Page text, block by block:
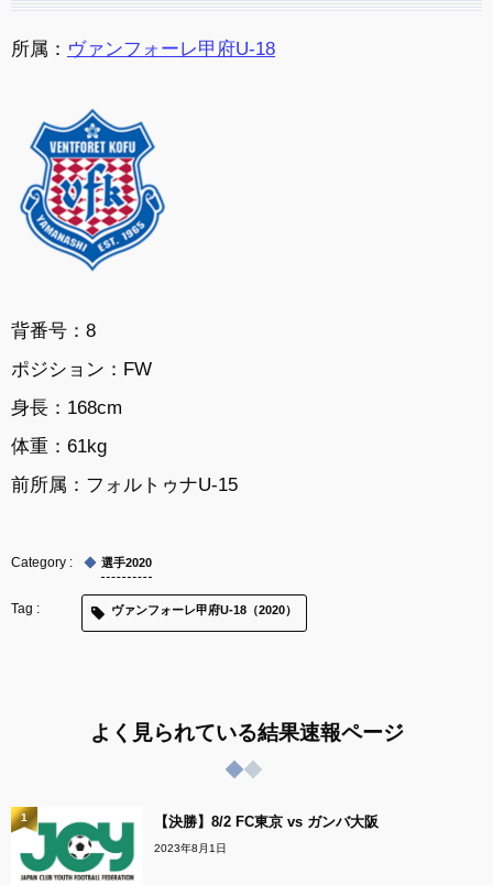
所属： ヴァンフォーレ甲府U-18
背番号：8
ポジション：FW
身長：168cm
体重：61kg
前所属：フォルトゥナU-15
選手2020
ヴァンフォーレ甲府U-18（2020）
よく見られている結果速報ページ
【決勝】8/2 FC東京 vs ガンバ大阪
2023年8月1日
1